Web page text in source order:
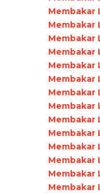
Membakar
Membakar
Membakar
Membakar
Membakar
Membakar
Membakar
Membakar
Membakar
Membakar
Membakar
Membakar
Membakar
Membakar